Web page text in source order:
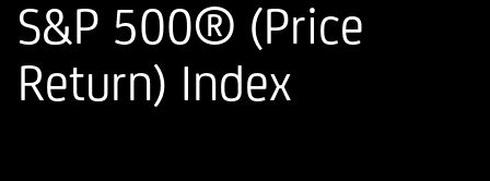
S&P 500® (Price
Return) Index